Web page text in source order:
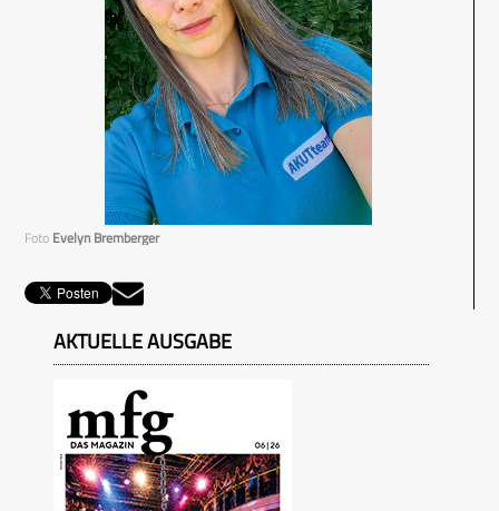
Foto Evelyn Bremberger
AKTUELLE AUSGABE